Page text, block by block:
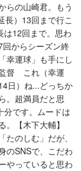
らの山崎君。もう
長）13回まで行こ
は12回まで。思わ
からシーズン終
幸運球」も手にし
督 これ（幸運
日）ね...どっちか
。超満員だと思
分です。ムードは
【木下大輔】
のしむ」だが、
のSNSで、こだわ
やっていると思わ